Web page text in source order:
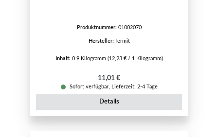
Produktnummer: 01002070
Hersteller: fermit
Inhalt: 0.9 Kilogramm (12,23 € / 1 Kilogramm)
Regulärer Preis:
11,01 €
Sofort verfügbar, Lieferzeit: 2-4 Tage
Details